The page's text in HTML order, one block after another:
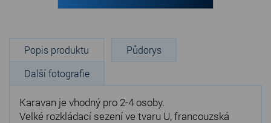
Popis produktu
Půdorys
Další fotografie
Karavan je vhodný pro 2-4 osoby.
Velké rozkládací sezení ve tvaru U, francouzská